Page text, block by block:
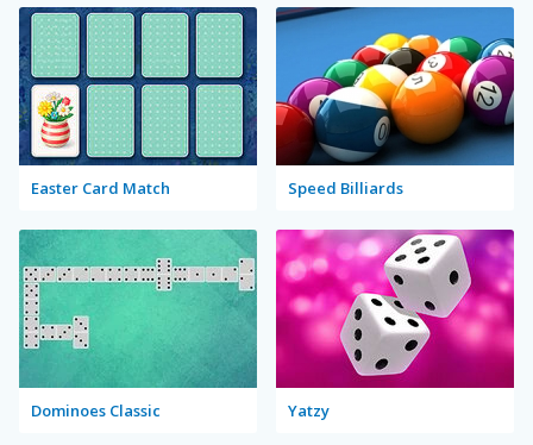
Easter Card Match Speed Billiards
Dominoes Classic Yatzy